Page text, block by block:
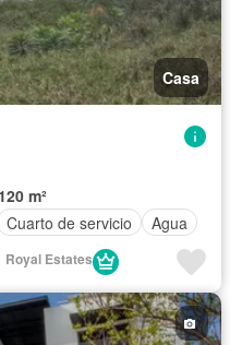
Casa
120 m²
Cuarto de servicio Agua
Royal Estates